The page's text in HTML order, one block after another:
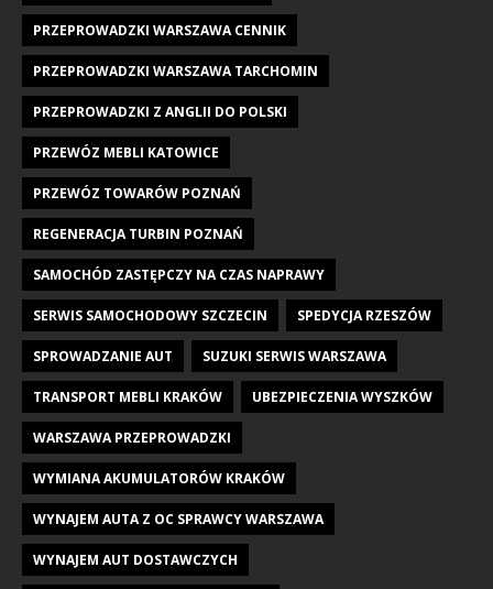
PRZEPROWADZKI WARSZAWA CENNIK
PRZEPROWADZKI WARSZAWA TARCHOMIN
PRZEPROWADZKI Z ANGLII DO POLSKI
PRZEWÓZ MEBLI KATOWICE
PRZEWÓZ TOWARÓW POZNAŃ
REGENERACJA TURBIN POZNAŃ
SAMOCHÓD ZASTĘPCZY NA CZAS NAPRAWY
SERWIS SAMOCHODOWY SZCZECIN SPEDYCJA RZESZÓW
SPROWADZANIE AUT SUZUKI SERWIS WARSZAWA
TRANSPORT MEBLI KRAKÓW UBEZPIECZENIA WYSZKÓW
WARSZAWA PRZEPROWADZKI
WYMIANA AKUMULATORÓW KRAKÓW
WYNAJEM AUTA Z OC SPRAWCY WARSZAWA
WYNAJEM AUT DOSTAWCZYCH